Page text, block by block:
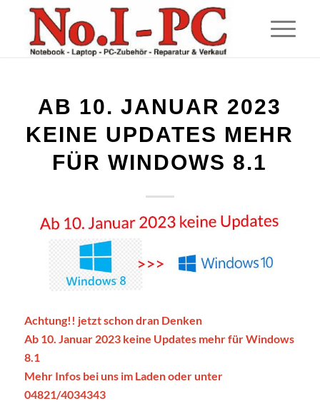
AB 10. JANUAR 2023
KEINE UPDATES MEHR
FÜR WINDOWS 8.1
Achtung!! jetzt schon dran Denken
Ab 10. Januar 2023 keine Updates mehr für Windows
8.1
Mehr Infos bei uns im Laden oder unter
04821/4034343